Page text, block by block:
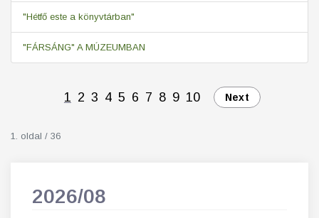
"Hétfő este a könyvtárban"
"FÁRSÁNG" A MÚZEUMBAN
1 2 3 4 5 6 7 8 9 10 Next
1. oldal / 36
2026/08